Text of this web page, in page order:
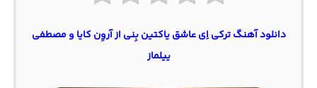
دانلود آهنگ ترکی اِی عاشق یاکتین بِنی از آروِن کایا و مصطفی
ییلماز